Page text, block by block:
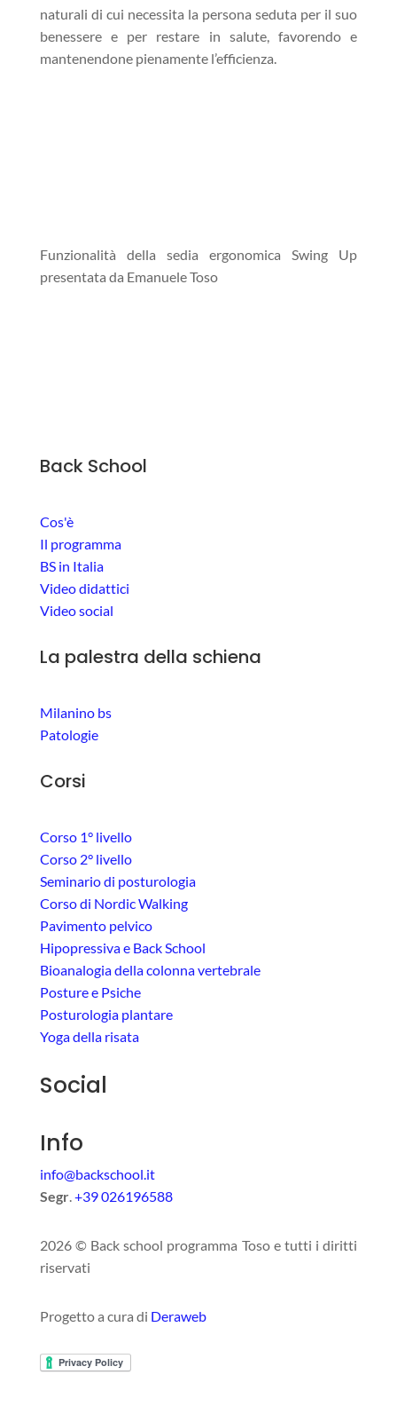
naturali di cui necessita la persona seduta per il suo
benessere e per restare in salute, favorendo e
mantenendone pienamente l’efficienza.
Funzionalità della sedia ergonomica Swing Up
presentata da Emanuele Toso
Back School
Cos'è
Il programma
BS in Italia
Video didattici
Video social
La palestra della schiena
Milanino bs
Patologie
Corsi
Corso 1° livello
Corso 2° livello
Seminario di posturologia
Corso di Nordic Walking
Pavimento pelvico
Hipopressiva e Back School
Bioanalogia della colonna vertebrale
Posture e Psiche
Posturologia plantare
Yoga della risata
Social
Info
info@backschool.it
Segr. +39 026196588
2026 © Back school programma Toso e tutti i diritti
riservati
Progetto a cura di Deraweb